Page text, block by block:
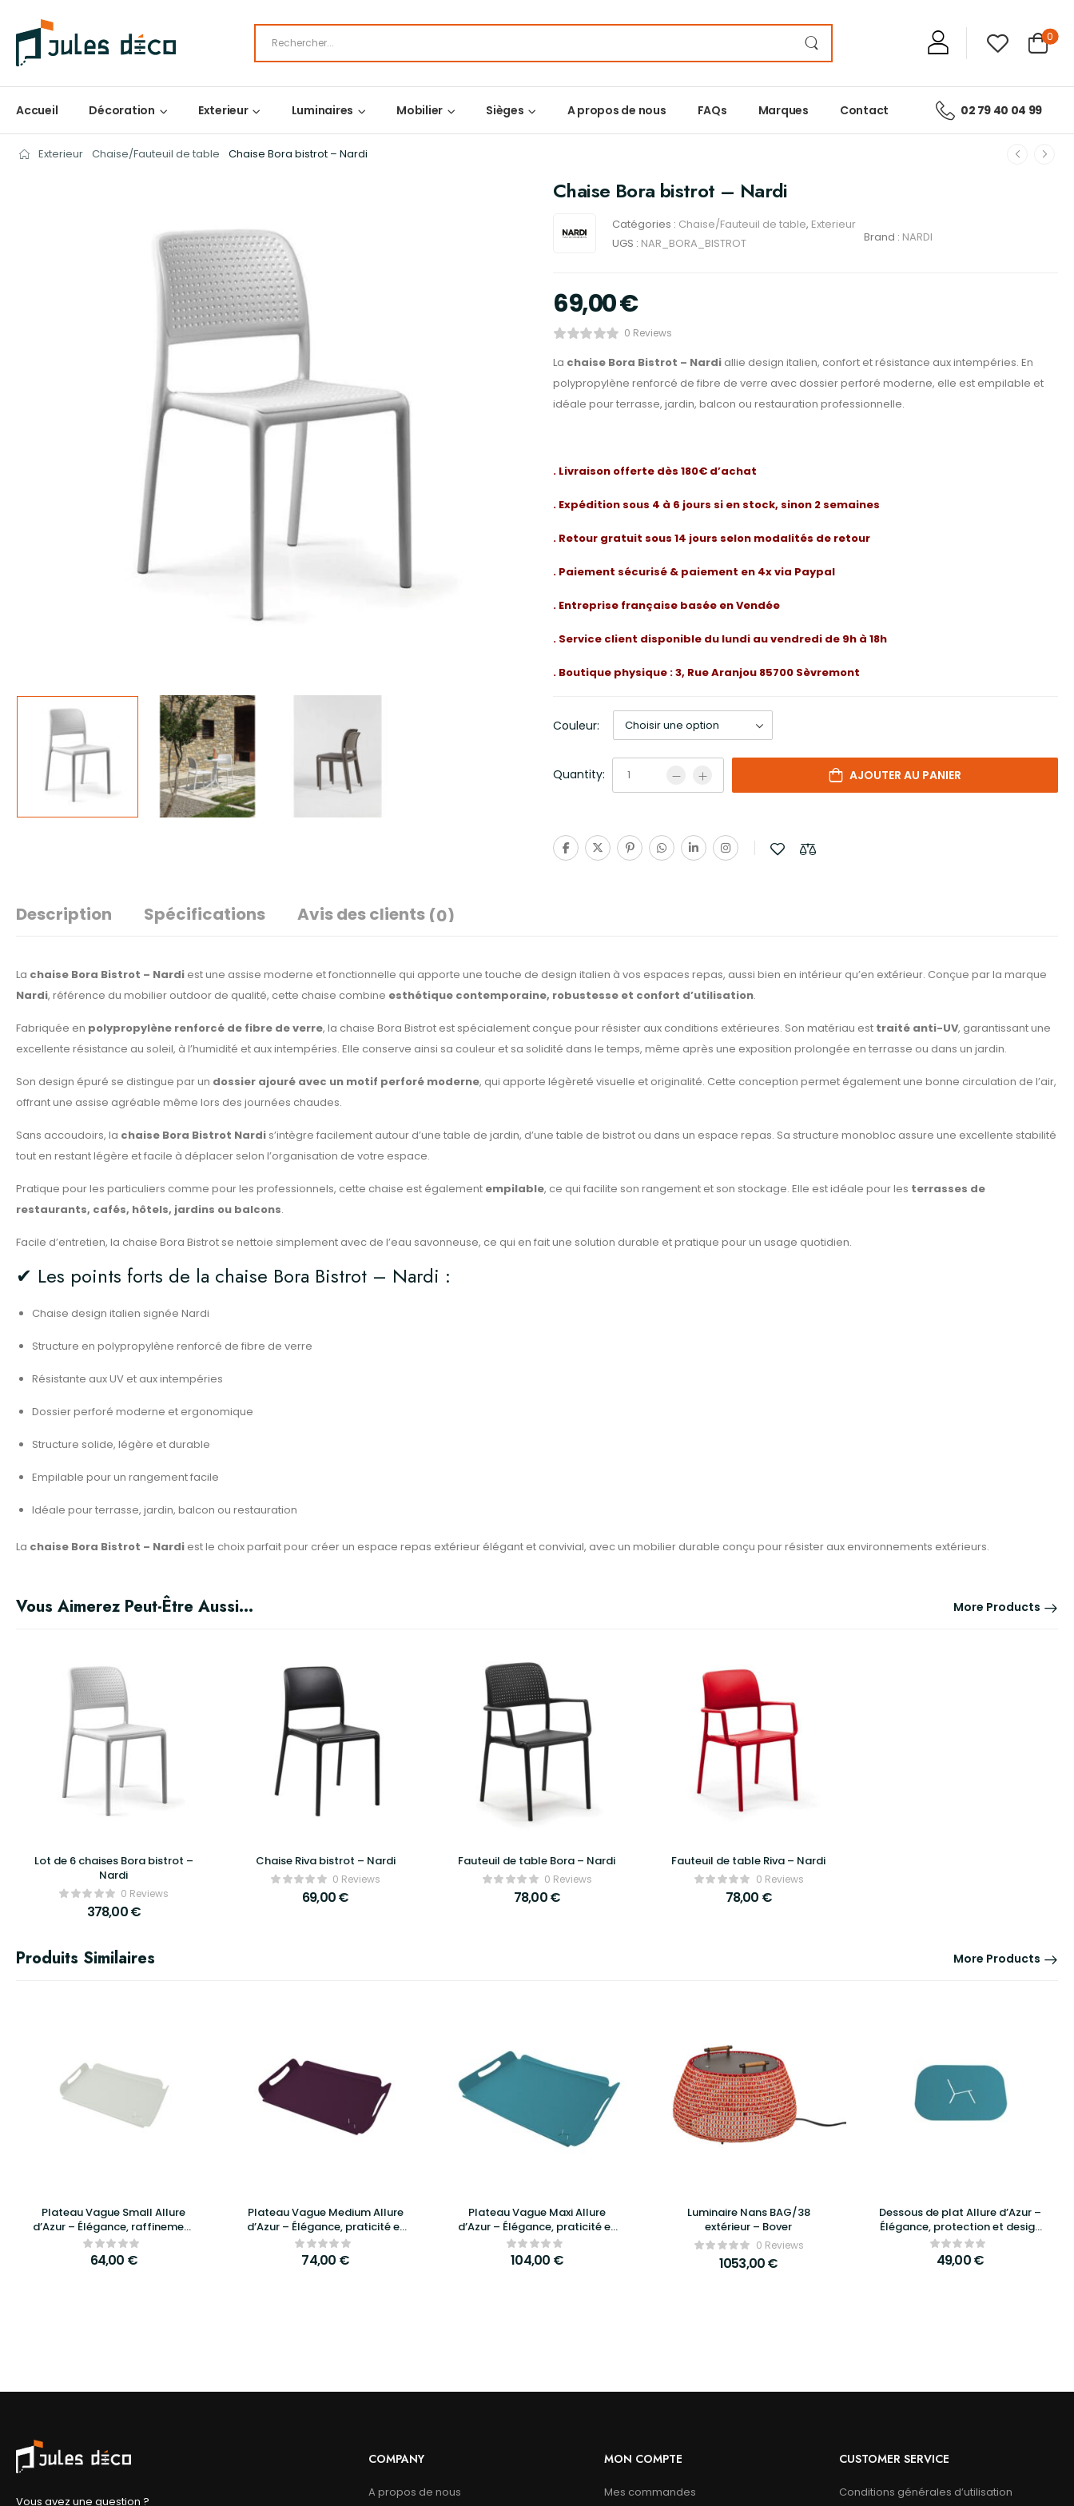
0
Accueil Décoration Exterieur Luminaires Mobilier Sièges A propos de nous FAQs Marques Contact 02 79 40 04 99
Exterieur Chaise/Fauteuil de table Chaise Bora bistrot – Nardi
Chaise Bora bistrot – Nardi
Catégories : Chaise/Fauteuil de table, Exterieur
UGS : NAR_BORA_BISTROT Brand : NARDI
69,00€
0 Reviews
La chaise Bora Bistrot – Nardi allie design italien, confort et résistance aux intempéries. En
polypropylène renforcé de fibre de verre avec dossier perforé moderne, elle est empilable et
idéale pour terrasse, jardin, balcon ou restauration professionnelle.
. Livraison offerte dès 180€ d’achat
. Expédition sous 4 à 6 jours si en stock, sinon 2 semaines
. Retour gratuit sous 14 jours selon modalités de retour
. Paiement sécurisé & paiement en 4x via Paypal
. Entreprise française basée en Vendée
. Service client disponible du lundi au vendredi de 9h à 18h
. Boutique physique : 3, Rue Aranjou 85700 Sèvremont
Couleur:
Quantity: AJOUTER AU PANIER
Description Spécifications Avis des clients (0)
La chaise Bora Bistrot – Nardi est une assise moderne et fonctionnelle qui apporte une touche de design italien à vos espaces repas, aussi bien en intérieur qu’en extérieur. Conçue par la marque
Nardi, référence du mobilier outdoor de qualité, cette chaise combine esthétique contemporaine, robustesse et confort d’utilisation.
Fabriquée en polypropylène renforcé de fibre de verre, la chaise Bora Bistrot est spécialement conçue pour résister aux conditions extérieures. Son matériau est traité anti-UV, garantissant une
excellente résistance au soleil, à l’humidité et aux intempéries. Elle conserve ainsi sa couleur et sa solidité dans le temps, même après une exposition prolongée en terrasse ou dans un jardin.
Son design épuré se distingue par un dossier ajouré avec un motif perforé moderne, qui apporte légèreté visuelle et originalité. Cette conception permet également une bonne circulation de l’air,
offrant une assise agréable même lors des journées chaudes.
Sans accoudoirs, la chaise Bora Bistrot Nardi s’intègre facilement autour d’une table de jardin, d’une table de bistrot ou dans un espace repas. Sa structure monobloc assure une excellente stabilité
tout en restant légère et facile à déplacer selon l’organisation de votre espace.
Pratique pour les particuliers comme pour les professionnels, cette chaise est également empilable, ce qui facilite son rangement et son stockage. Elle est idéale pour les terrasses de
restaurants, cafés, hôtels, jardins ou balcons.
Facile d’entretien, la chaise Bora Bistrot se nettoie simplement avec de l’eau savonneuse, ce qui en fait une solution durable et pratique pour un usage quotidien.
✔ Les points forts de la chaise Bora Bistrot – Nardi :
Chaise design italien signée Nardi
Structure en polypropylène renforcé de fibre de verre
Résistante aux UV et aux intempéries
Dossier perforé moderne et ergonomique
Structure solide, légère et durable
Empilable pour un rangement facile
Idéale pour terrasse, jardin, balcon ou restauration
La chaise Bora Bistrot – Nardi est le choix parfait pour créer un espace repas extérieur élégant et convivial, avec un mobilier durable conçu pour résister aux environnements extérieurs.
Vous Aimerez Peut-Être Aussi… More Products
Lot de 6 chaises Bora bistrot –
Nardi
0 Reviews
378,00€
Chaise Riva bistrot – Nardi
0 Reviews
69,00€
Fauteuil de table Bora – Nardi
0 Reviews
78,00€
Fauteuil de table Riva – Nardi
0 Reviews
78,00 €
Produits Similaires More Products
Plateau Vague Small Allure
d’Azur – Élégance, raffinement
et praticité au quotidien
64,00 €
Plateau Vague Medium Allure
d’Azur – Élégance, praticité et
design raffiné
74,00 €
Plateau Vague Maxi Allure
d’Azur – Élégance, praticité et
design raffiné
104,00 €
Luminaire Nans BAG/38
extérieur – Bover
0 Reviews
1053,00€
Dessous de plat Allure d’Azur –
Élégance, protection et design
raffiné pour vos repas
49,00€
Vous avez une question ?
COMPANY
A propos de nous
MON COMPTE
Mes commandes
CUSTOMER SERVICE
Conditions générales d’utilisation